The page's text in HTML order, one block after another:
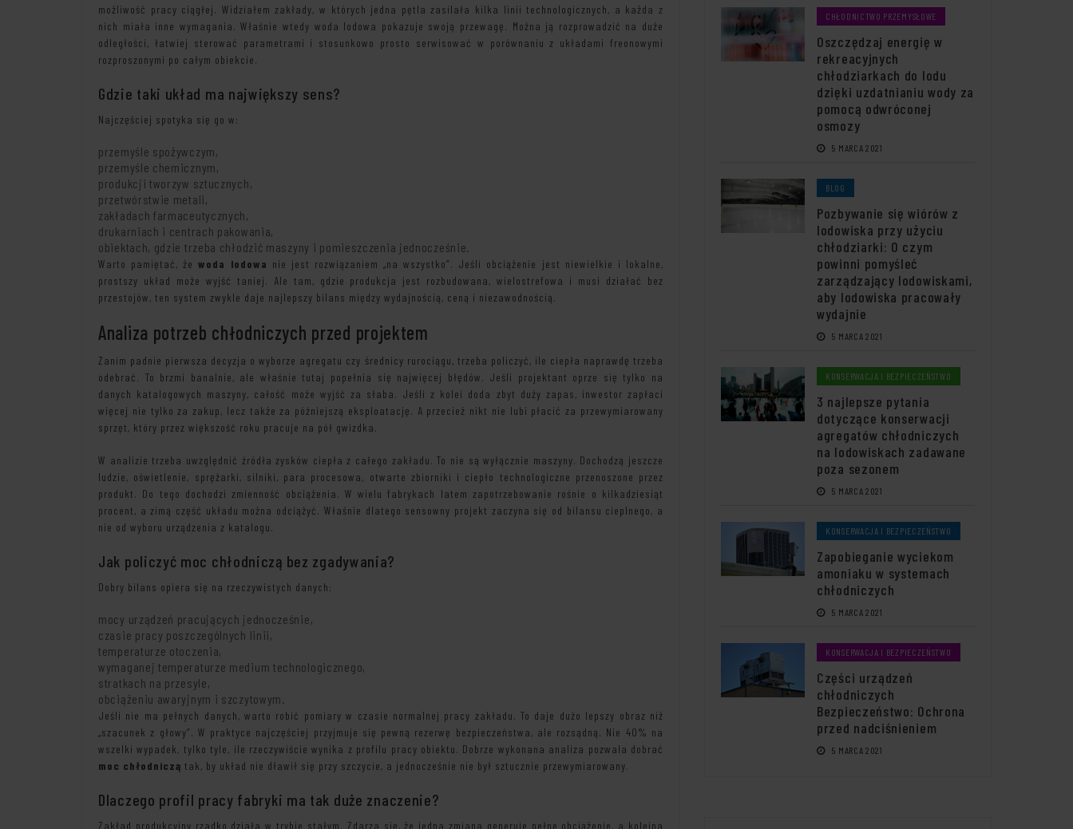
możliwość pracy ciągłej. Widziałem zakłady, w których jedna pętla zasilała kilka linii technologicznych, a każda z
nich miała inne wymagania. Właśnie wtedy woda lodowa pokazuje swoją przewagę. Można ją rozprowadzić na duże
odległości, łatwiej sterować parametrami i stosunkowo prosto serwisować w porównaniu z układami freonowymi
rozproszonymi po całym obiekcie.
Gdzie taki układ ma największy sens?
Najczęściej spotyka się go w:
przemyśle spożywczym,
przemyśle chemicznym,
produkcji tworzyw sztucznych,
przetwórstwie metali,
zakładach farmaceutycznych,
drukarniach i centrach pakowania,
obiektach, gdzie trzeba chłodzić maszyny i pomieszczenia jednocześnie.
Warto pamiętać, żewoda lodowa nie jest rozwiązaniem „na wszystko”. Jeśli obciążenie jest niewielkie i lokalne,
prostszy układ może wyjść taniej. Ale tam, gdzie produkcja jest rozbudowana, wielostrefowa i musi działać bez
przestojów, ten system zwykle daje najlepszy bilans między wydajnością, ceną i niezawodnością.
Analiza potrzeb chłodniczych przed projektem
Zanim padnie pierwsza decyzja o wyborze agregatu czy średnicy rurociągu, trzeba policzyć, ile ciepła naprawdę trzeba
odebrać. To brzmi banalnie, ale właśnie tutaj popełnia się najwięcej błędów. Jeśli projektant oprze się tylko na
danych katalogowych maszyny, całość może wyjść za słaba. Jeśli z kolei doda zbyt duży zapas, inwestor zapłaci
więcej nie tylko za zakup, lecz także za późniejszą eksploatację. A przecież nikt nie lubi płacić za przewymiarowany
sprzęt, który przez większość roku pracuje na pół gwizdka.
W analizie trzeba uwzględnić źródła zysków ciepła z całego zakładu. To nie są wyłącznie maszyny. Dochodzą jeszcze
ludzie, oświetlenie, sprężarki, silniki, para procesowa, otwarte zbiorniki i ciepło technologiczne przenoszone przez
produkt. Do tego dochodzi zmienność obciążenia. W wielu fabrykach latem zapotrzebowanie rośnie o kilkadziesiąt
procent, a zimą część układu można odciążyć. Właśnie dlatego sensowny projekt zaczyna się od bilansu cieplnego, a
nie od wyboru urządzenia z katalogu.
Jak policzyć moc chłodniczą bez zgadywania?
Dobry bilans opiera się na rzeczywistych danych:
mocy urządzeń pracujących jednocześnie,
czasie pracy poszczególnych linii,
temperaturze otoczenia,
wymaganej temperaturze medium technologicznego,
stratkach na przesyle,
obciążeniu awaryjnym i szczytowym.
Jeśli nie ma pełnych danych, warto robić pomiary w czasie normalnej pracy zakładu. To daje dużo lepszy obraz niż
„szacunek z głowy”. W praktyce najczęściej przyjmuje się pewną rezerwę bezpieczeństwa, ale rozsądną. Nie 40% na
wszelki wypadek, tylko tyle, ile rzeczywiście wynika z profilu pracy obiektu. Dobrze wykonana analiza pozwala dobrać
moc chłodniczą tak, by układ nie dławił się przy szczycie, a jednocześnie nie był sztucznie przewymiarowany.
Dlaczego profil pracy fabryki ma tak duże znaczenie?
Zakład produkcyjny rzadko działa w trybie stałym. Zdarza się, że jedna zmiana generuje pełne obciążenie, a kolejna
CHŁODNICTWO PRZEMYSŁOWE
Oszczędzaj energię w
rekreacyjnych
chłodziarkach do lodu
dzięki uzdatnianiu wody za
pomocą odwróconej
osmozy
5 MARCA 2021
BLOG
Pozbywanie się wiórów z
lodowiska przy użyciu
chłodziarki: O czym
powinni pomyśleć
zarządzający lodowiskami,
aby lodowiska pracowały
wydajnie
5 MARCA 2021
KONSERWACJA I BEZPIECZEŃSTWO
3 najlepsze pytania
dotyczące konserwacji
agregatów chłodniczych
na lodowiskach zadawane
poza sezonem
5 MARCA 2021
KONSERWACJA I BEZPIECZEŃSTWO
Zapobieganie wyciekom
amoniaku w systemach
chłodniczych
5 MARCA 2021
KONSERWACJA I BEZPIECZEŃSTWO
Części urządzeń
chłodniczych
Bezpieczeństwo: Ochrona
przed nadciśnieniem
5 MARCA 2021